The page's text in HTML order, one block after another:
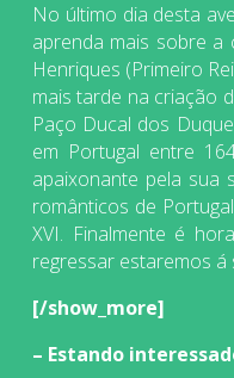
No último dia desta
aprenda mais sobre a
Henriques (Primeiro
mais tarde na criação
Paço Ducal dos
em Portugal entre
apaixonante pela sua
românticos de
XVI. Finalmente é
regressar estaremos á
[/show_more]
– Estando